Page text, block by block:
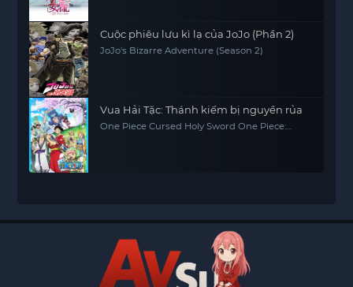
Cuộc phiêu lưu kì lạ của JoJo (Phần 2)
JoJo's Bizarre Adventure (Season 2)
Vua Hải Tặc: Thánh kiếm bị nguyền rủa
One Piece Cursed Holy Sword One Piece: